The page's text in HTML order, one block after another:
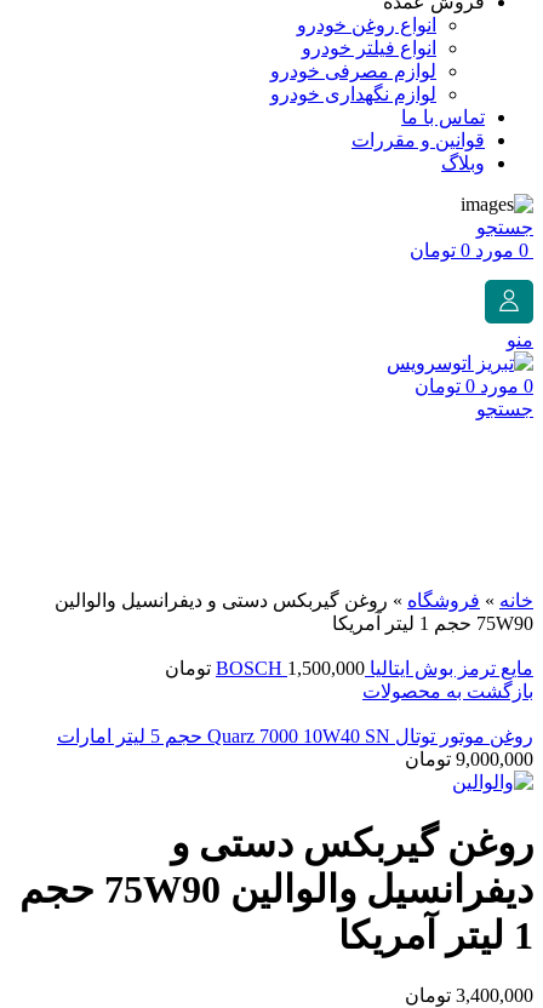
انواع روغن خودرو
انواع فیلتر خودرو
لوازم مصرفی خودرو
لوازم نگهداری خودرو
تماس با ما
قوانین و مقررات
وبلاگ
جستجو
0 مورد 0 تومان
منو
0 مورد 0 تومان
جستجو
خانه » فروشگاه » روغن گیربکس دستی و دیفرانسیل والوالین
75W90 حجم 1 لیتر آمریکا
مایع ترمز بوش ایتالیا BOSCH 1,500,000
تومان
بازگشت به محصولات
روغن موتور توتال Quarz 7000 10W40 SN حجم 5 لیتر امارات
9,000,000 تومان
روغن گیربکس دستی و
دیفرانسیل والوالین 75W90 حجم
1 لیتر آمریکا
3,400,000 تومان